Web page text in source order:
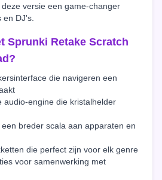
versie een game-changer
en DJ's.
Sprunki Retake Scratch
die navigeren een
audio-engine die kristalhelder
breder scala aan apparaten en
die perfect zijn voor elk genre
voor samenwerking met